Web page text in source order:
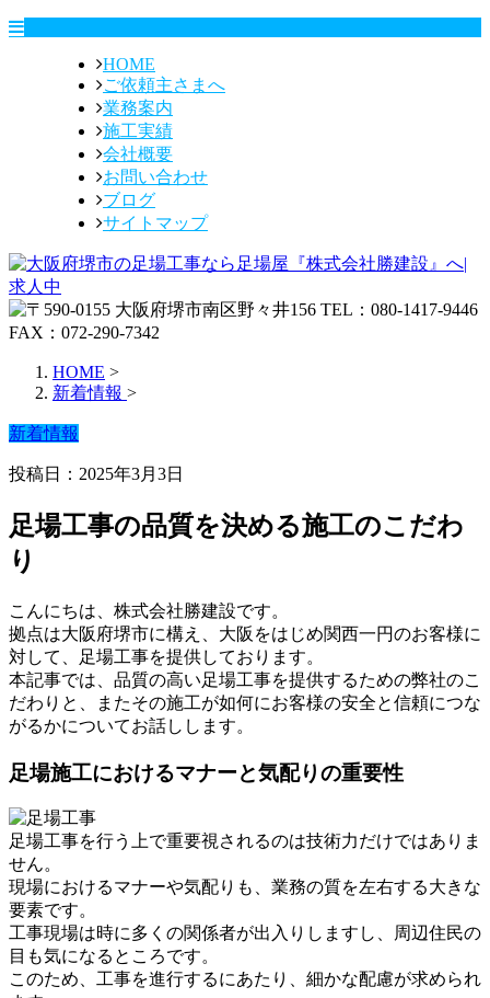
HOME
ご依頼主さまへ
業務案内
施工実績
会社概要
お問い合わせ
ブログ
サイトマップ
HOME >
新着情報 >
新着情報
投稿日：2025年3月3日
足場工事の品質を決める施工のこだわ
り
こんにちは、株式会社勝建設です。
拠点は大阪府堺市に構え、大阪をはじめ関西一円のお客様に
対して、足場工事を提供しております。
本記事では、品質の高い足場工事を提供するための弊社のこ
だわりと、またその施工が如何にお客様の安全と信頼につな
がるかについてお話しします。
足場施工におけるマナーと気配りの重要性
足場工事を行う上で重要視されるのは技術力だけではありま
せん。
現場におけるマナーや気配りも、業務の質を左右する大きな
要素です。
工事現場は時に多くの関係者が出入りしますし、周辺住民の
目も気になるところです。
このため、工事を進行するにあたり、細かな配慮が求められ